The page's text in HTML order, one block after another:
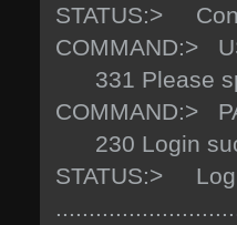
STATUS:>
COMMAND:>
331 Please
COMMAND:>
230 Login
STATUS:>